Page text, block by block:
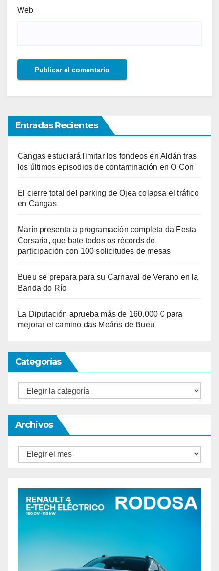
Web
Entradas Recientes
Cangas estudiará limitar los fondeos en Aldán tras
los últimos episodios de contaminación en O Con
El cierre total del parking de Ojea colapsa el tráfico
en Cangas
Marín presenta a programación completa da Festa
Corsaria, que bate todos os récords de
participación con 100 solicitudes de mesas
Bueu se prepara para su Carnaval de Verano en la
Banda do Río
La Diputación aprueba más de 160.000 € para
mejorar el camino das Meáns de Bueu
Categorías
Categorías
Archivos
Archivos